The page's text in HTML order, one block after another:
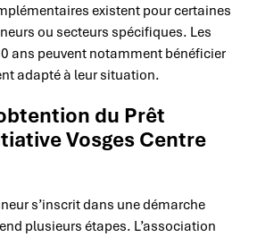
existent pour certaines
ou secteurs spécifiques. Les
ans peuvent notamment bénéficier
adapté à leur situation.
du Prêt
Vosges Centre
s’inscrit dans une démarche
plusieurs étapes. L’association